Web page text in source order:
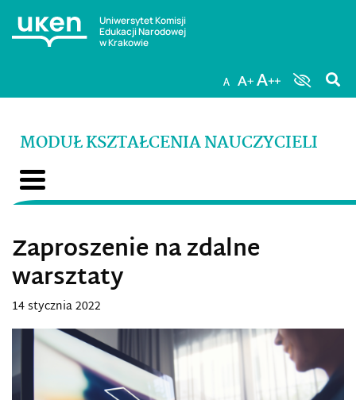
Uniwersytet Komisji
Edukacji Narodowej
w Krakowie
MODUŁ KSZTAŁCENIA NAUCZYCIELI
Zaproszenie na zdalne
warsztaty
14 stycznia 2022